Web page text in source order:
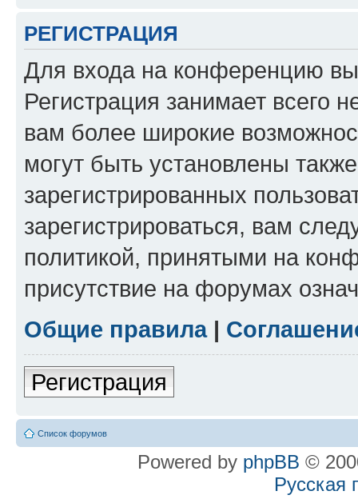
РЕГИСТРАЦИЯ
Для входа на конференцию
Регистрация занимает всего
вам более широкие
могут быть установлены
зарегистрированных
зарегистрироваться, вам
политикой, принятыми на
присутствие на форумах
Общие правила|
Регистрация
Список форумов
Powered by phpBB ©
Русская